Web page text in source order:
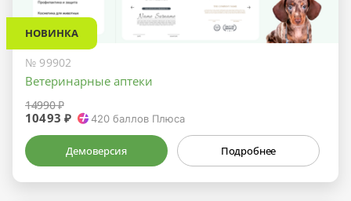
НОВИНКА
№ 99902
Ветеринарные аптеки
14990 ₽
10493 ₽ 420 баллов Плюса
Демоверсия Подробнее